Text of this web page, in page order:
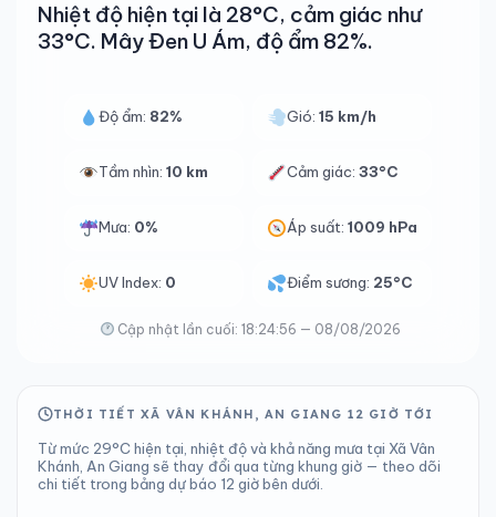
Nhiệt độ hiện tại là 28°C, cảm giác như
33°C. Mây Đen U Ám, độ ẩm 82%.
Độ ẩm: 82% Gió:15 km/h
Tầm nhìn: 10 km Cảm giác:33°C
Mưa: 0% Áp suất:1009 hPa
UV Index: 0 Điểm sương: 25°C
Cập nhật lần cuối: 18:24:56 — 08/08/2026
THỜI TIẾT XÃ VÂN KHÁNH, AN GIANG 12 GIỜ TỚI
Từ mức 29°C hiện tại, nhiệt độ và khả năng mưa tại Xã Vân
Khánh, An Giang sẽ thay đổi qua từng khung giờ — theo dõi
chi tiết trong bảng dự báo 12 giờ bên dưới.